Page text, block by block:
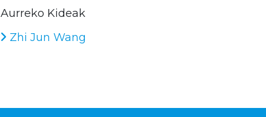
Aurreko Kideak
Zhi Jun Wang